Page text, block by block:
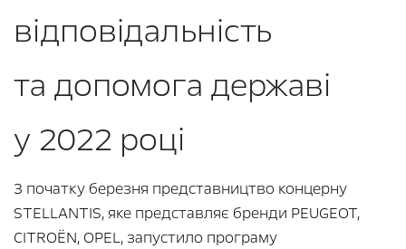
відповідальність
та допомога державі
у 2022 році
З початку березня представництво концерну
STELLANTIS, яке представляє бренди PEUGEOT,
CITROËN, OPEL, запустило програму